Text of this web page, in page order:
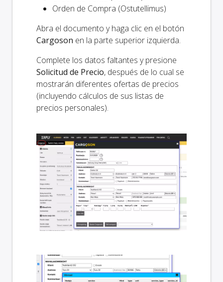
Orden de Compra (Ostutellimus)
Abra el documento y haga clic en el botón
Cargoson en la parte superior izquierda.
Complete los datos faltantes y presione
Solicitud de Precio, después de lo cual se
mostrarán diferentes ofertas de precios
(incluyendo cálculos de sus listas de
precios personales).